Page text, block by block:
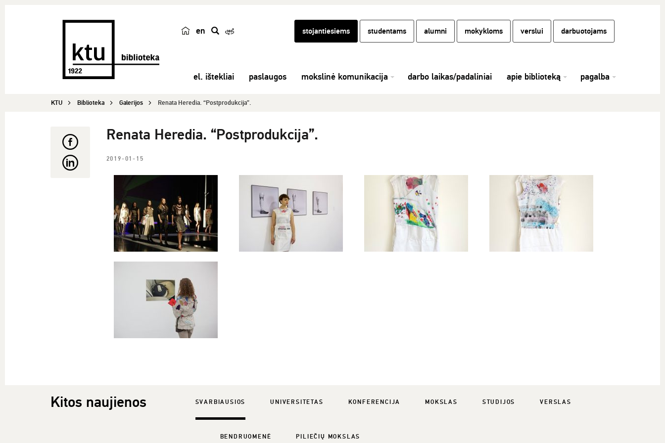
en
e
k
stojantiesiems studentams alumni mokykloms verslui darbuotojams
el. ištekliai paslaugos mokslinė komunikacija darbo laikas/padaliniai apie biblioteką pagalba
KTU Biblioteka Galerijos Renata Heredia. “Postprodukcija”.
Renata Heredia. “Postprodukcija”.
2019-01-15
Kitos naujienos SVARBIAUSIOS UNIVERSITETAS KONFERENCIJA MOKSLAS STUDIJOS VERSLAS
BENDRUOMENĖ PILIEČIŲ MOKSLAS